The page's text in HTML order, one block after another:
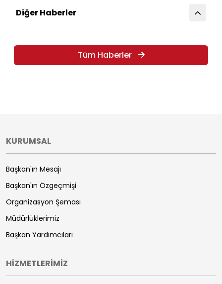
Diğer Haberler
Tüm Haberler
KURUMSAL
Başkan'ın Mesajı
Başkan'ın Özgeçmişi
Organizasyon Şeması
Müdürlüklerimiz
Başkan Yardımcıları
HİZMETLERİMİZ